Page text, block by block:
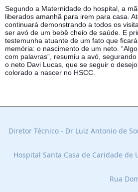
Segundo a Maternidade do hospital, a
liberados amanhã para irem para casa.
continuará demonstrando a todos os
ser avó de um bebê cheio de saúde. E
testemunha atuante de um fato que
memória: o nascimento de um neto.
com palavras”, resumiu a avó,
o neto Davi Lucas, que se seguir o
colorado a nascer no HSCC.
Diretor Técnico - Dr Luiz Antonio de
Hospital Santa Casa de Caridade de
Rua